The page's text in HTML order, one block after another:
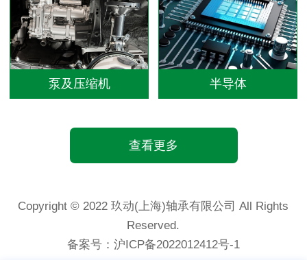
泵及压缩机 半导体
查看更多
Copyright © 2022 玖动(上海)轴承有限公司 All Rights
Reserved.
备案号： 沪ICP备2022012412号-1